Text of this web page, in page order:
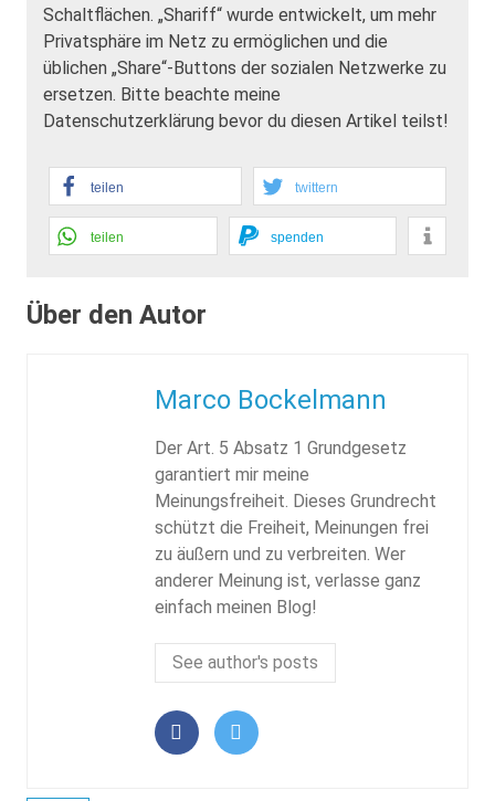
Schaltflächen. „Shariff“ wurde entwickelt, um mehr
Privatsphäre im Netz zu ermöglichen und die
üblichen „Share“-Buttons der sozialen Netzwerke zu
ersetzen. Bitte beachte meine
Datenschutzerklärung bevor du diesen Artikel teilst!
teilen twittern
teilen spenden
Über den Autor
Marco Bockelmann
Der Art. 5 Absatz 1 Grundgesetz
garantiert mir meine
Meinungsfreiheit. Dieses Grundrecht
schützt die Freiheit, Meinungen frei
zu äußern und zu verbreiten. Wer
anderer Meinung ist, verlasse ganz
einfach meinen Blog!
See author's posts